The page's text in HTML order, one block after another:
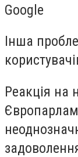
Google
Інша
Реакція на